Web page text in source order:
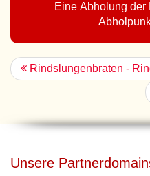
Eine Abholung der
Rindslungenbraten -
Unsere